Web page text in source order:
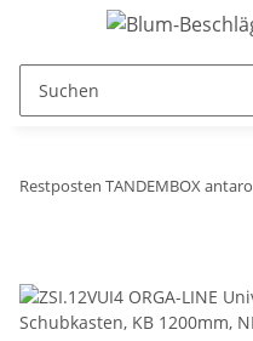
Restposten TANDEMBOX antaro